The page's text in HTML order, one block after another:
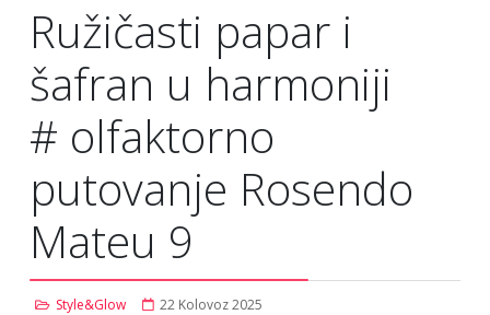
Ružičasti papar i
šafran u harmoniji
# olfaktorno
putovanje Rosendo
Mateu 9
Style&Glow 22 Kolovoz 2025